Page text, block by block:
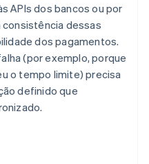
APIs dos bancos ou por
dessas
dos pagamentos.
(por exemplo, porque
o tempo limite) precisa
definido que